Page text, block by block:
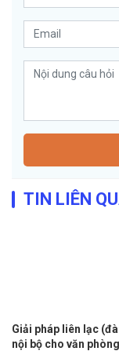
TIN LIÊN
Giải pháp liên lạc
nội bộ cho văn